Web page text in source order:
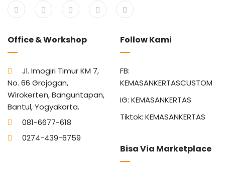
Office & Workshop
Jl. Imogiri Timur KM 7,
No. 66 Grojogan,
Wirokerten, Banguntapan,
Bantul, Yogyakarta.
081-6677-618
0274-439-6759
Follow Kami
FB:
KEMASANKERTASCUSTOM
IG: KEMASANKERTAS
Tiktok: KEMASANKERTAS
Bisa Via Marketplace